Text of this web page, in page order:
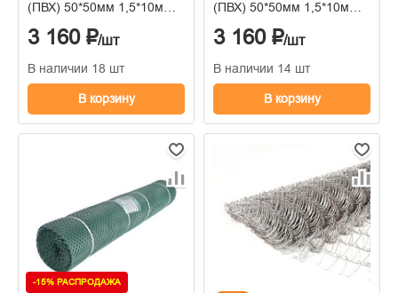
(ПВХ) 50*50мм 1,5*10м
3 160 ₽/шт
В наличии 18 шт
В корзину
(ПВХ) 50*50мм 1,5*10м
3 160 ₽/шт
В наличии 14 шт
В корзину
-15% РАСПРОДАЖА